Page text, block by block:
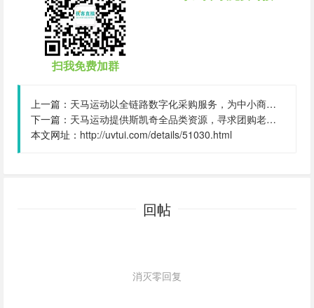
扫我免费加群
上一篇： 天马运动以全链路数字化采购服务，为中小商家承接大单保驾护航,我是该产品:供应链平台方,结算账期:可商议
下一篇： 天马运动提供斯凯奇全品类资源，寻求团购老板咨询合作,我是该产品:供应链平台方,结算账期:可商议
本文网址： http://uvtui.com/details/51030.html
回帖
消灭零回复